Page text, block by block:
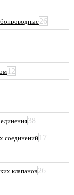
26
12
38
соединений17
клапанов26